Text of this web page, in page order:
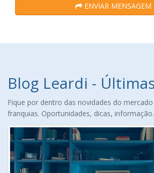
ENVIAR MENSAGEM
Blog Leardi -
Fique por dentro das novidades do
franquias. Oportunidades, dicas, informação.